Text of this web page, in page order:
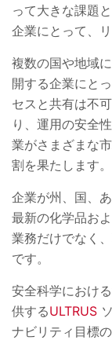
って大きな課題
企業にとって、
複数の国や地域
開する企業にと
セスと共有は不
り、運用の安全
業がさまざまな
割を果たします。
企業が州、国、
最新の化学品お
業務だけでなく
です。
安全科学におけ
供するULTRUS
ナビリティ目標